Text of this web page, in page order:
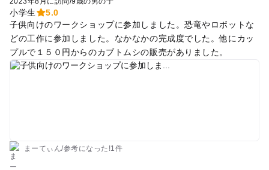
小学生
5.0
子供向けのワークショップに参加しました。恐竜やロボットな
どの工作に参加しました。なかなかの完成度でした。他にカッ
プルで１５０円からのカブトムシの販売がありました。
まーてぃん/参考になった!1件